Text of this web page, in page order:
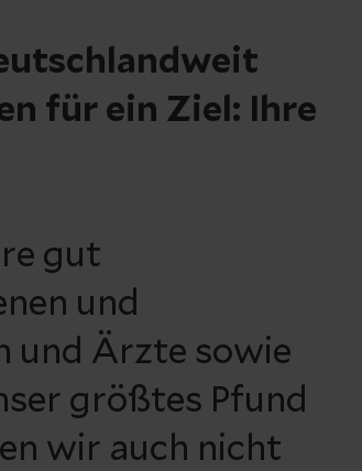
für ein Ziel: Ihre
gut
und
und Ärzte sowie
größtes Pfund
wir auch nicht